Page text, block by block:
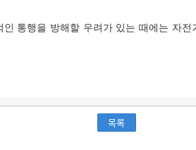
통행을 방해할 우려가 있는 때에는 자
목록